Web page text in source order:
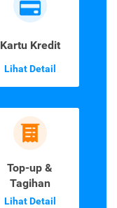
Kartu Kredit
Lihat Detail
Top-up &
Tagihan
Lihat Detail